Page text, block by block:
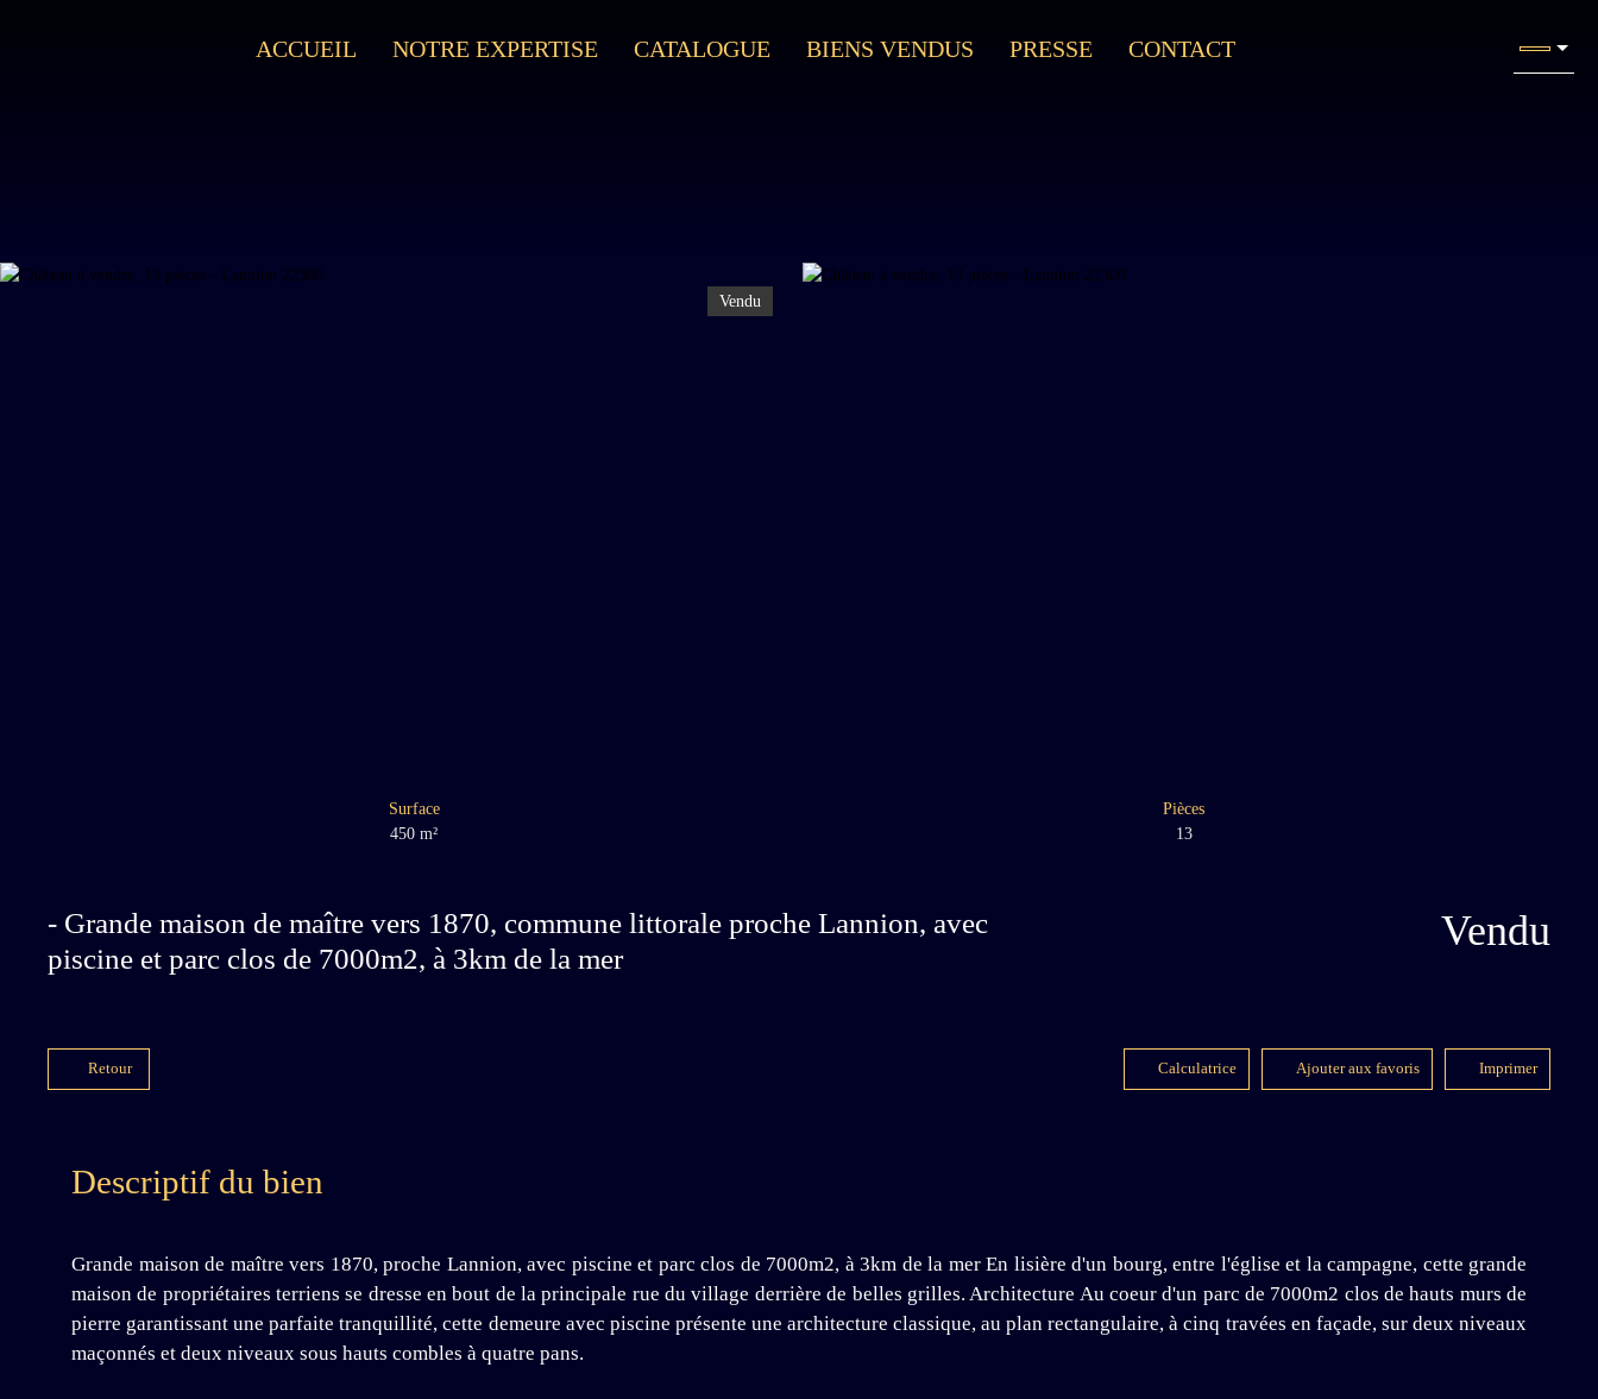
ACCUEIL NOTRE EXPERTISE CATALOGUE BIENS VENDUS PRESSE CONTACT
Vendu
Surface
450m²
Pièces
13
- Grande maison de maître vers 1870, commune littorale proche Lannion, avec
piscine et parc clos de 7000m2, à 3km de la mer
Vendu
Retour Calculatrice Ajouter aux favoris Imprimer
Descriptif du bien
Grande maison de maître vers 1870, proche Lannion, avec piscine et parc clos de 7000m2, à 3km de la mer En lisière d'un bourg, entre l'église et la campagne, cette grande
maison de propriétaires terriens se dresse en bout de la principale rue du village derrière de belles grilles. Architecture Au coeur d'un parc de 7000m2 clos de hauts murs de
pierre garantissant une parfaite tranquillité, cette demeure avec piscine présente une architecture classique, au plan rectangulaire, à cinq travées en façade, sur deux niveaux
maçonnés et deux niveaux sous hauts combles à quatre pans.